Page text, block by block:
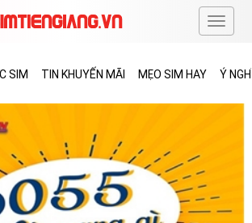
#
SIM TIN KHUYẾN MÃI MẸO SIM HAY Ý